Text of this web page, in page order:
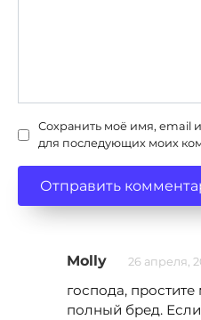
Сохранить моё имя, email
для последующих моих
Molly 26 апреля,
господа,
полный бред.